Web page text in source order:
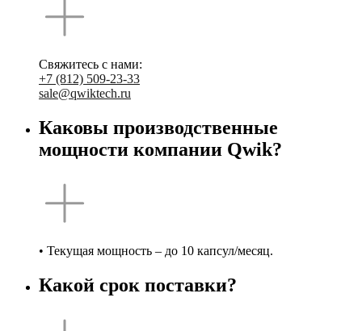
Свяжитесь с нами:
+7 (812) 509-23-33
sale@qwiktech.ru
Каковы производственные
мощности компании Qwik?
• Текущая мощность – до 10 капсул/месяц.
Какой срок поставки?